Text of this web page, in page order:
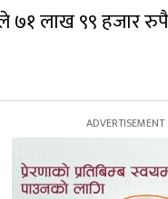
७१ लाख ९९ हजार